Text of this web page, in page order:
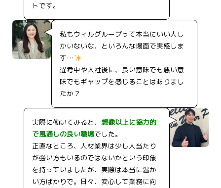
トです。
私もウィルグループって本当にいい人し
かいないな、といろんな場面で実感しま
す…
選考中や入社後に、良い意味でも悪い意
味でもギャップを感じることはありまし
たか？
実際に働いてみると、 想像以上に協力的
で風通しの良い職場でした。
正直なところ、人材業界は少し人当たり
が強い方もいるのではないかという印象
を持っていましたが、実際は本当に温か
い方ばかりで。日々、安心して業務に向